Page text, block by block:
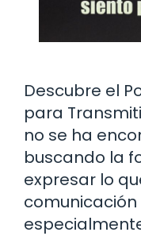
Descubre el
para
no se ha
buscando la
expresar lo